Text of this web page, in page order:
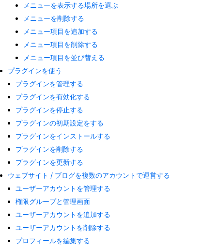
メニューを表示する場所を選ぶ
メニューを削除する
メニュー項目を追加する
メニュー項目を削除する
メニュー項目を並び替える
プラグインを使う
プラグインを管理する
プラグインを有効化する
プラグインを停止する
プラグインの初期設定をする
プラグインをインストールする
プラグインを削除する
プラグインを更新する
ウェブサイト / ブログを複数のアカウントで運営する
ユーザーアカウントを管理する
権限グループと管理画面
ユーザーアカウントを追加する
ユーザーアカウントを削除する
プロフィールを編集する